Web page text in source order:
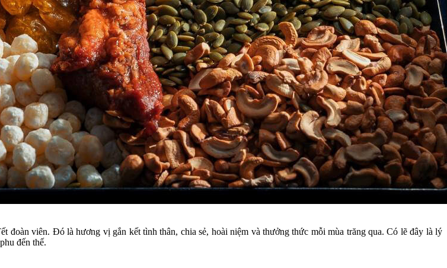
đoàn viên. Đó là hương vị gắn kết tình thân, chia sẻ, hoài niệm và thưởng thức mỗi mùa trăng qua. Có lẽ đây là lý
đến thế.